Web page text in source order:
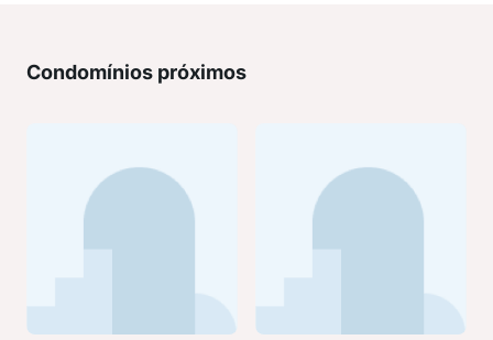
Condomínios próximos